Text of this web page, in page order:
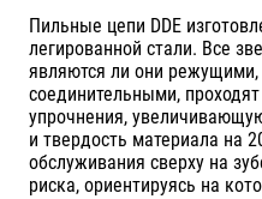
Пильные цепи DDE
легированной стали. Все
являются ли они
соединительными,
упрочнения,
и твердость материала на
обслуживания сверху на
риска, ориентируясь на